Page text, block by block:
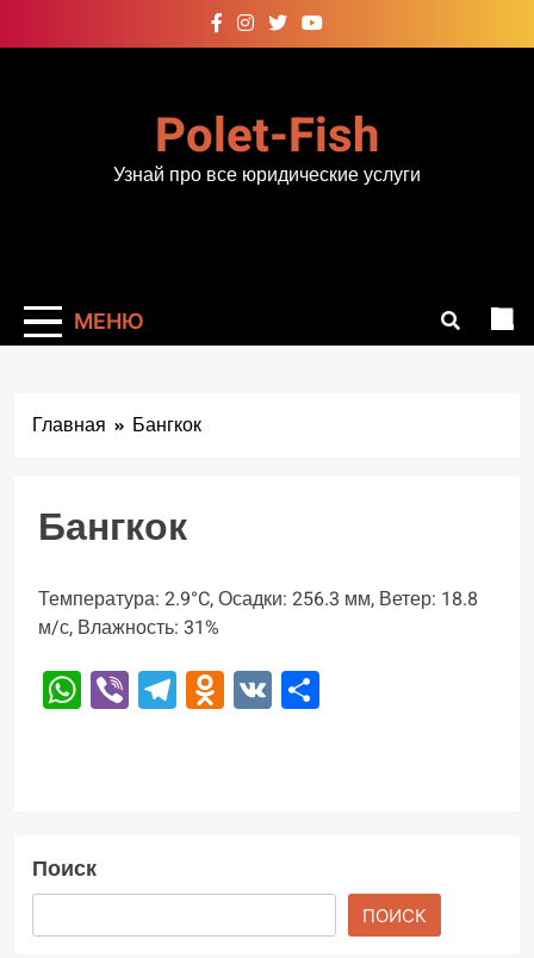
к
Polet-Fish
Узнай про все юридические услуги
МЕНЮ
Главная Бангкок
Бангкок
Температура: 2.9°C, Осадки: 256.3 мм, Ветер: 18.8
м/с, Влажность: 31%
WhatsApp
ViberTelegram
Odnoklassniki
VK
Поиск
ПОИСК